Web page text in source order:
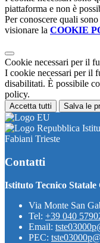
piattaforma e non è
Per conoscere quali
visionare la COOKIE
Cookie necessari per il
I cookie necessari per il
disabilitati. È possibile
policy.
Accetta tutti Salva le
Fabiani Trieste
Contatti
Istituto Tecnico
Via Monte San
Tel: +39 040
Email:
PEC: